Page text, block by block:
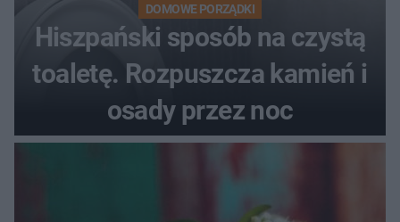
DOMOWE PORZĄDKI
Hiszpański sposób na czystą
toaletę. Rozpuszcza kamień i
osady przez noc